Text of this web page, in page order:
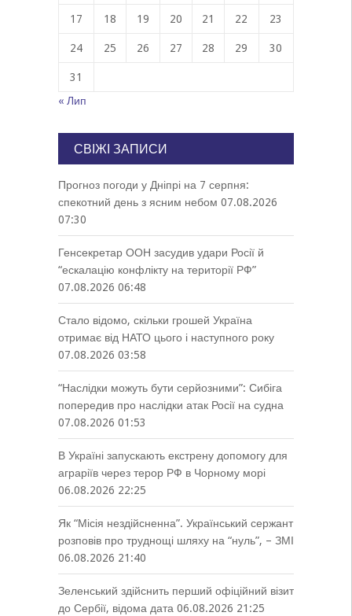
17 18 19 20 21 22 23
24 25 26 27 28 29 30
31
« Лип
СВІЖІ ЗАПИСИ
Прогноз погоди у Дніпрі на 7 серпня:
спекотний день з ясним небом 07.08.2026
07:30
Генсекретар ООН засудив удари Росії й
“ескалацію конфлікту на території РФ”
07.08.2026 06:48
Стало відомо, скільки грошей Україна
отримає від НАТО цього і наступного року
07.08.2026 03:58
“Наслідки можуть бути серйозними”: Сибіга
попередив про наслідки атак Росії на судна
07.08.2026 01:53
В Україні запускають екстрену допомогу для
аграріїв через терор РФ в Чорному морі
06.08.2026 22:25
Як “Місія нездійсненна”. Український сержант
розповів про труднощі шляху на “нуль”, – ЗМІ
06.08.2026 21:40
Зеленський здійснить перший офіційний візит
до Сербії, відома дата 06.08.2026 21:25